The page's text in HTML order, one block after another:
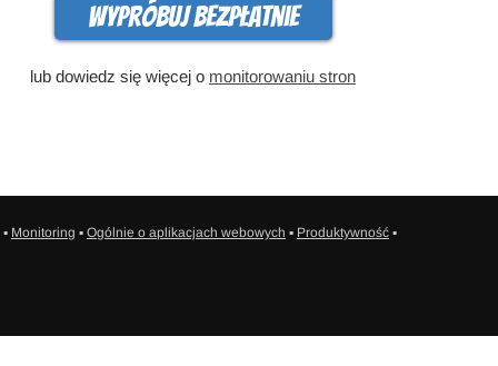
Wypróbuj bezpłatnie
lub dowiedz się więcej o monitorowaniu stron
▪ Monitoring ▪ Ogólnie o aplikacjach webowych ▪ Produktywność ▪